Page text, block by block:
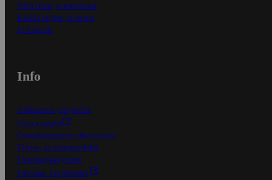
Näin tilaat ja muokkaat
Kaikki ohjeet ja vinkit
In English
Info
S-Business yrityksille
Oiva-raportit
Osuuskauppojen yhteystiedot
Tilaus- ja toimitusehdot
Tietosuojakäytäntö
Palvelun käyttöehdot